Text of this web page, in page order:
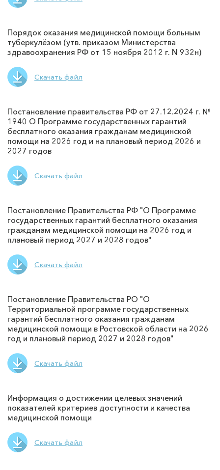
Порядок оказания медицинской помощи больным
туберкулёзом (утв. приказом Министерства
здравоохранения РФ от 15 ноября 2012 г. N 932н)
Скачать файл
Постановление правительства РФ от 27.12.2024 г. №
1940 О Программе государственных гарантий
бесплатного оказания гражданам медицинской
помощи на 2026 год и на плановый период 2026 и
2027 годов
Скачать файл
Постановление Правительства РФ "О Программе
государственных гарантий бесплатного оказания
гражданам медицинской помощи на 2026 год и
плановый период 2027 и 2028 годов"
Скачать файл
Постановление Правительства РО "О
Территориальной программе государственных
гарантий бесплатного оказания гражданам
медицинской помощи в Ростовской области на 2026
год и плановый период 2027 и 2028 годов"
Скачать файл
Информация о достижении целевых значений
показателей критериев доступности и качества
медицинской помощи
Скачать файл